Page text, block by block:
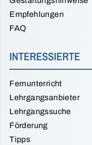
Empfehlungen
FAQ
INTERESSIERTE
Fernunterricht
Lehrgangsanbieter
Lehrgangssuche
Förderung
Tipps